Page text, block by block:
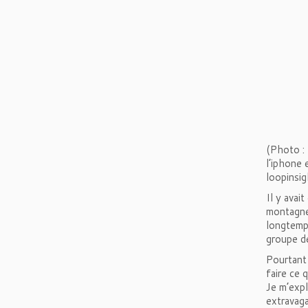
(Photo :
Il y avait
groupe
faire ce
Je